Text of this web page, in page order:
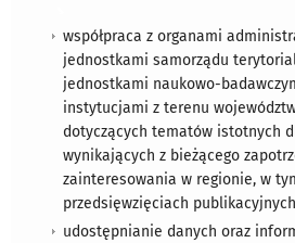
współpraca z organami
jednostkami samorządu
jednostkami naukowo-
instytucjami z terenu
dotyczących tematów istotnych
wynikających z bieżącego
zainteresowania w regionie, w
przedsięwzięciach
udostępnianie danych oraz